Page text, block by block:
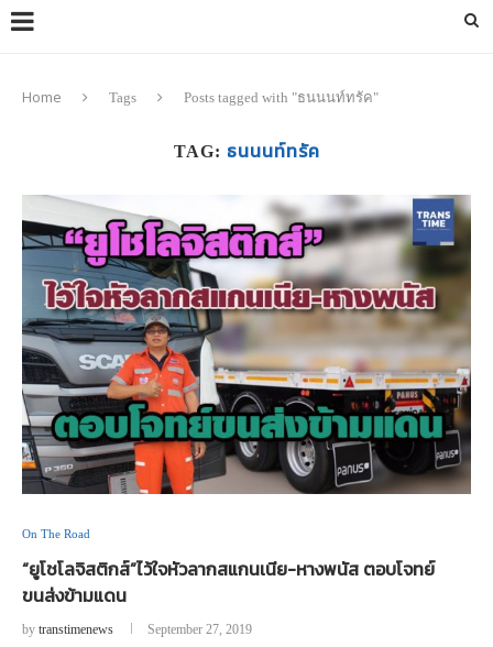
Home Tags Posts tagged with "ธนนนท์ทรัค"
TAG: ธนนนท์ทรัค
On The Road
“ยูโชโลจิสติกส์”ไว้ใจหัวลากสแกนเนีย-หางพนัส ตอบโจทย์
ขนส่งข้ามแดน
by transtimenews September 27, 2019